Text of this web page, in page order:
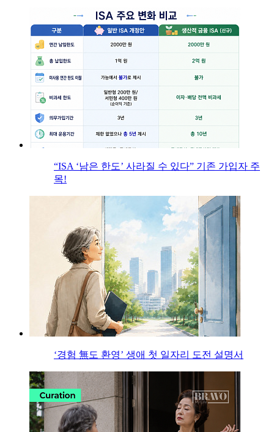
“ISA ‘남은 한도’ 사라질 수 있다” 기존 가입자 주
목!
‘경험 無도 환영’ 생애 첫 일자리 도전 설명서